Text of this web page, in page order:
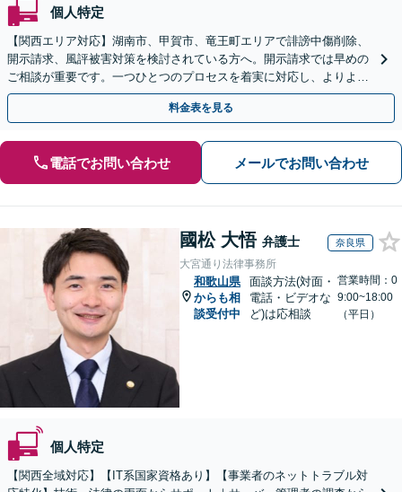
個人特定
【関西エリア対応】湖南市、甲賀市、竜王町エリアで誹謗中傷削除、
開示請求、風評被害対策を検討されている方へ。開示請求では早めの
ご相談が重要です。一つひとつのプロセスを着実に対応し、よりよい
解決に向けて尽力いたします【Web面談OK】
料金表を見る
電話でお問い合わせ メールでお問い合わせ
國松 大悟 弁護士 奈良県
大宮通り法律事務所
和歌山県
からも相
談受付中
面談方法(対面・
電話・ビデオな
ど)は応相談
営業時間：0
9:00~18:00
（平日）
個人特定
【関西全域対応】【IT系国家資格あり】【事業者のネットトラブル対